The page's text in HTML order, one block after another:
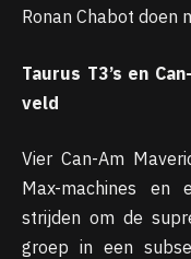
Ronan Chabot doen
Taurus T3’s en
veld
Vier Can-Am
Max-machines en
strijden om de
groep in een